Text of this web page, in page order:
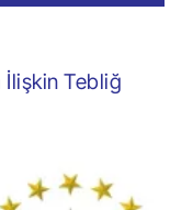
İlişkin Tebliğ